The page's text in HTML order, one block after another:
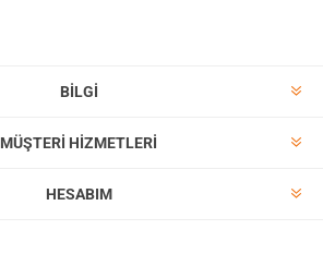
BILGI
MÜŞTERI HIZMETLERI
HESABIM